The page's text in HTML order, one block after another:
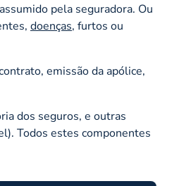
pela seguradora. Ou
doenças, furtos ou
emissão da apólice,
dos seguros, e outras
Todos estes componentes